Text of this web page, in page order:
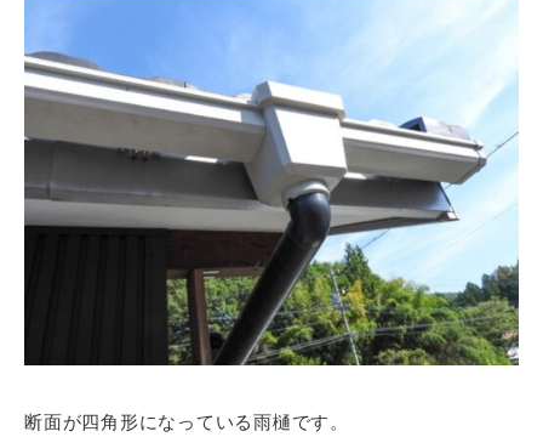
断面が四角形になっている雨樋です。